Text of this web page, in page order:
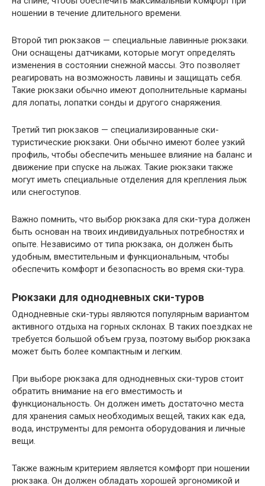
ношении в течение длительного времени.
Второй тип рюкзаков — специальные лавинные рюкзаки.
Они оснащены датчиками, которые могут определять
изменения в состоянии снежной массы. Это позволяет
реагировать на возможность лавины и защищать себя.
Такие рюкзаки обычно имеют дополнительные карманы
для лопаты, лопатки сонды и другого снаряжения.
Третий тип рюкзаков — специализированные ски-
туристические рюкзаки. Они обычно имеют более узкий
профиль, чтобы обеспечить меньшее влияние на баланс и
движение при спуске на лыжах. Такие рюкзаки также
могут иметь специальные отделения для крепления лыж
или снегоступов.
Важно помнить, что выбор рюкзака для ски-тура должен
быть основан на твоих индивидуальных потребностях и
опыте. Независимо от типа рюкзака, он должен быть
удобным, вместительным и функциональным, чтобы
обеспечить комфорт и безопасность во время ски-тура.
Рюкзаки для однодневных ски-туров
Однодневные ски-туры являются популярным вариантом
активного отдыха на горных склонах. В таких поездках не
требуется большой объем груза, поэтому выбор рюкзака
может быть более компактным и легким.
При выборе рюкзака для однодневных ски-туров стоит
обратить внимание на его вместимость и
функциональность. Он должен иметь достаточно места
для хранения самых необходимых вещей, таких как еда,
вода, инструменты для ремонта оборудования и личные
вещи.
Также важным критерием является комфорт при ношении
рюкзака. Он должен обладать хорошей эргономикой и